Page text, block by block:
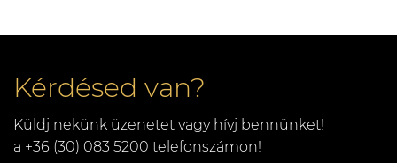
Kérdésed van?
Küldj nekünk üzenetet vagy hívj bennünket!
a +36 (30) 083 5200 telefonszámon!